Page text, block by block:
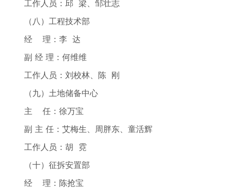
工作人员：邱 梁、邹壮志
（八）工程技术部
经 理：李 达
副 经 理：何维维
工作人员：刘校林、陈 刚
（九）土地储备中心
主 任：徐万宝
副 主 任：艾梅生、周胖东、童活辉
工作人员：胡 霓
（十）征拆安置部
经 理：陈抢宝